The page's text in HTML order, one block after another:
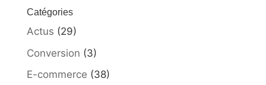
Catégories
Actus (29)
Conversion (3)
E-commerce (38)